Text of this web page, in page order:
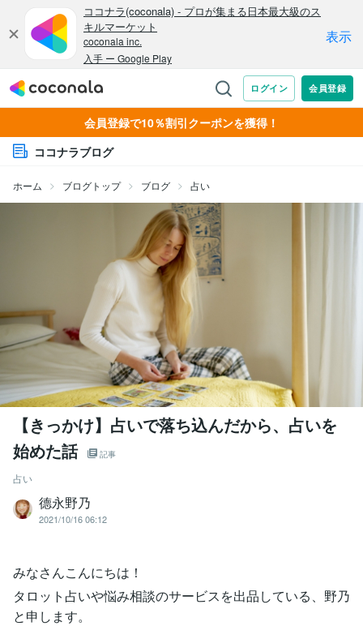
会員登録で10％割引クーポンを獲得！
ココナラブログ
ホーム ブログトップ ブログ 占い
【きっかけ】占いで落ち込んだから、占いを
始めた話
記事
占い
德永野乃
2021/10/16 06:12
みなさんこんにちは！
タロット占いや悩み相談のサービスを出品している、野乃
と申します。